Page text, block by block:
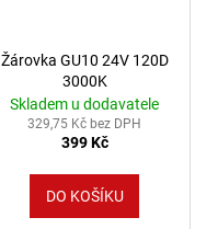
Žárovka GU10 24V 120D
3000K
Skladem u dodavatele
329,75 Kč bez DPH
399 Kč
DO KOŠÍKU